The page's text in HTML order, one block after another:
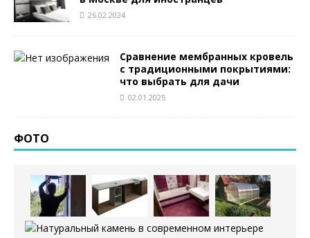
26.02.2024
Сравнение мембранных кровель
с традиционными покрытиями:
что выбрать для дачи
02.01.2025
ФОТО